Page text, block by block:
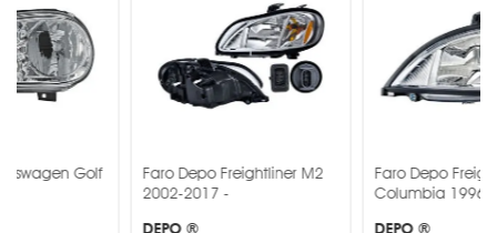
Faro Depo Freightliner M2
2002-2017 -
Faro Depo Freightliner
Columbia 1996-2017 -